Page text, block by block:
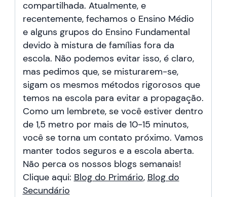
compartilhada. Atualmente, e
recentemente, fechamos o Ensino Médio
e alguns grupos do Ensino Fundamental
devido à mistura de famílias fora da
escola. Não podemos evitar isso, é claro,
mas pedimos que, se misturarem-se,
sigam os mesmos métodos rigorosos que
temos na escola para evitar a propagação.
Como um lembrete, se você estiver dentro
de 1,5 metro por mais de 10-15 minutos,
você se torna um contato próximo. Vamos
manter todos seguros e a escola aberta.
Não perca os nossos blogs semanais!
Clique aqui: Blog do Primário, Blog do
Secundário